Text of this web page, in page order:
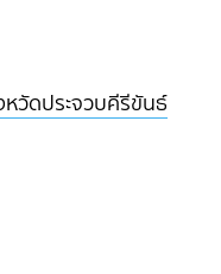
วัดประจวบคีรีขันธ์